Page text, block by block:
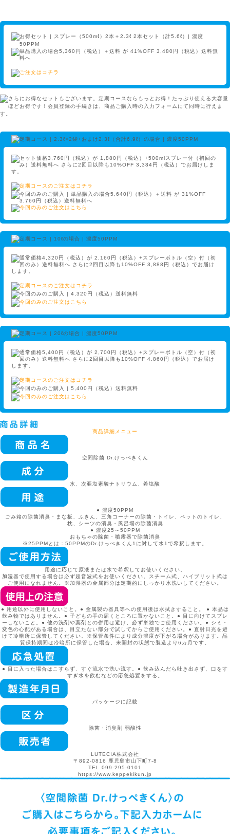
商品詳細メニュー
空間除菌 Dr.けっぺきくん
水、次亜塩素酸ナトリウム、希塩酸
● 濃度50PPM
ごみ箱の除菌消臭・まな板、ふきん、三角コーナーの除菌・トイレ、ペットのトイレ、
枕、シーツの消臭・風呂場の除菌消臭
● 濃度25～50PPM
おもちゃの除菌・噴霧器で除菌消臭
※25PPMとは：50PPMのDr.けっぺきくん1に対して水1で希釈します。
用途に応じて原液または水で希釈してお使いください。
加湿器で使用する場合は必ず超音波式をお使いください。スチーム式、ハイブリット式は
ご使用になれません。※加湿器の金属部分は定期的にしっかり水洗いしてください。
● 用途以外に使用しないこと。● 金属製の器具等への使用後は水拭きすること。 ● 本品は
飲み物ではありません。● 子どもの手の届くところに置かないこと。● 目に向けてスプレ
ーしないこと。● 他の洗剤や薬剤との併用は避け、必ず単独でご使用ください。● シミ・
変色の心配がある場合は、目立たない部分で試してからご使用ください。● 直射日光を避
けて冷暗所に保管してください。※保管条件により成分濃度が下がる場合があります。品
質保持期間は冷暗所に保管した場合、未開封の状態で製造より6カ月です。
● 目に入った場合はこすらず、すぐ流水で洗い流す。 ● 飲み込んだら吐き出さず、口をす
すぎ水を飲むなどの応急処置をする。
パッケージに記載
除菌・消臭剤 弱酸性
LUTECIA株式会社
〒892-0816 鹿児島市山下町7-8
TEL 099-295-0101
https://www.keppekikun.jp